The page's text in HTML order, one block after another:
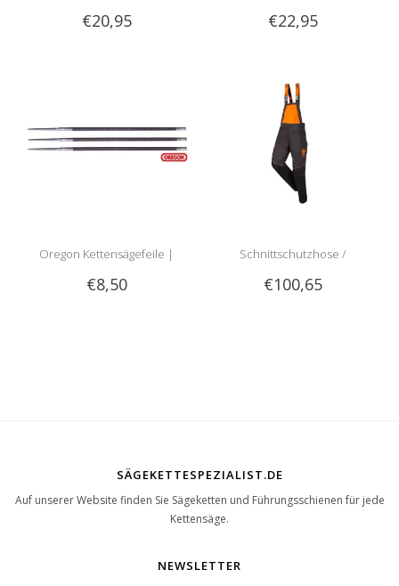
€20,95 €22,95
Oregon Kettensägefeile |
Rundfeile
€8,50
Schnittschutzhose /
Schnittschutzlatzhose Sip
€100,65
SÄGEKETTESPEZIALIST.DE
Auf unserer Website finden Sie Sägeketten und Führungsschienen für jede
Kettensäge.
NEWSLETTER